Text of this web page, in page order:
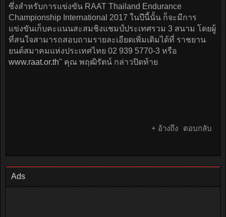
ซึ่งสำหรับการแข่งขัน RAAT Thailand Endurance
Championship International 2017 ในปีนี้นั้น ก็จะมีการ
แข่งขันเก็บคะแนนสะสมชิงแชมป์ประเทศรวม 3 สนาม โดยผู้
ที่สนใจสามารถสอบถามรายละเอียดเพิ่มเติมได้ที่ ราชยาน
ยนต์สมาคมแห่งประเทศไทย 02 939 5770-3 หรือ
www.raat.or.th" คุณ พฤฒิรัตน์ กล่าวปิดท้าย